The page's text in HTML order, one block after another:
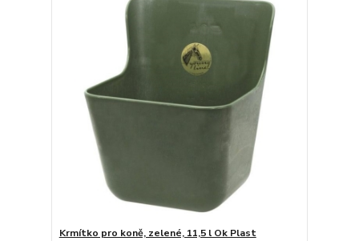
Krmítko pro koně, zelené, 11,5 l Ok Plast